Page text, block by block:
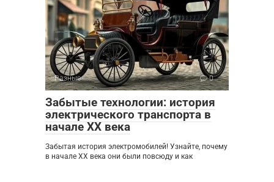
Разные 0
Забытые технологии: история
электрического транспорта в
начале XX века
Забытая история электромобилей! Узнайте, почему
в начале XX века они были повсюду и как